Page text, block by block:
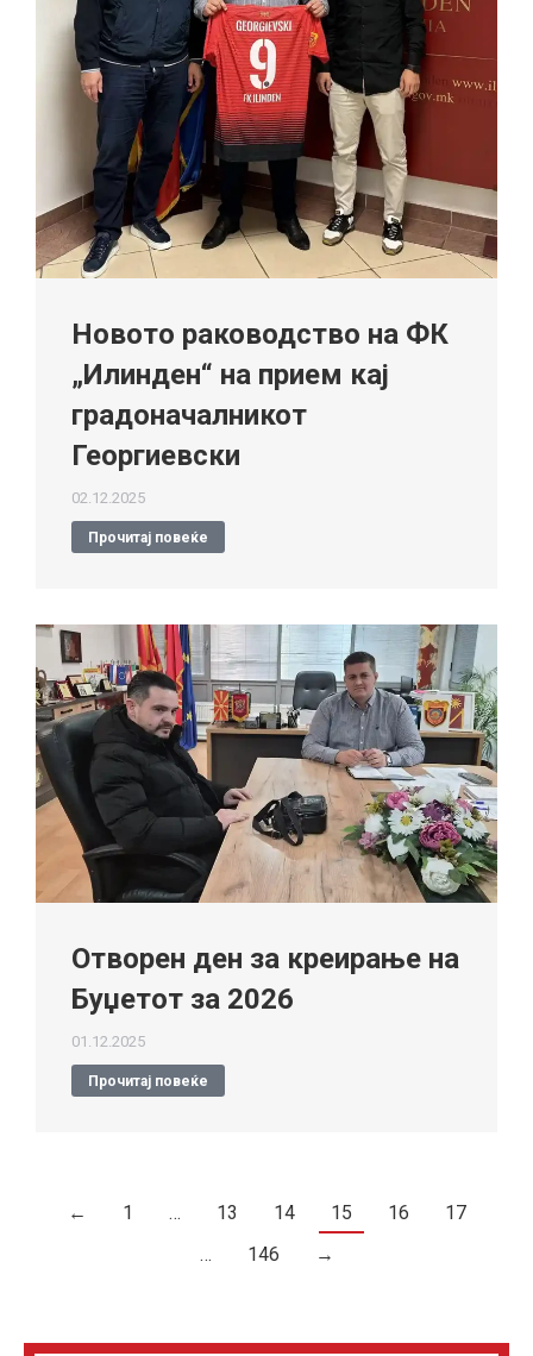
Новото раководство на ФК
„Илинден“ на прием кај
градоначалникот
Георгиевски
02.12.2025
Прочитај повеќе
Отворен ден за креирање на
Буџетот за 2026
01.12.2025
Прочитај повеќе
← 1 … 13 14 15 16
17
…
146 →